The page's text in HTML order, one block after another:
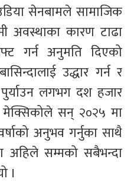
सेनबामले सामाजिक
अवस्थाका कारण टाढा
गर्न अनुमति दिएको
उद्धार गर्न र
पुर्याउन लगभग दश हजार
सन् २०२५ मा
अनुभव गर्नुका साथै
अहिले सम्मको सबैभन्दा
।